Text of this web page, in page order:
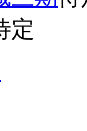
定